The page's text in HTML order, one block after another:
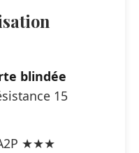
blindée
15
★★★